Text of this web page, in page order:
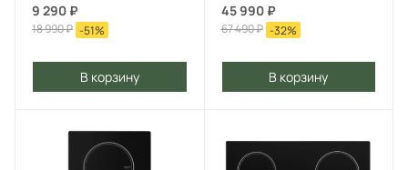
9 290 ₽
18 990₽ -51%
В корзину
45 990₽
67 490₽ -32%
В корзину